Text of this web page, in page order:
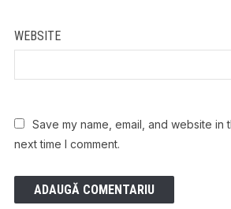
WEBSITE
Save my name, email, and website in
next time I comment.